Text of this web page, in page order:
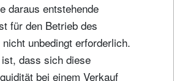
daraus entstehende
für den Betrieb des
unbedingt erforderlich.
dass sich diese
bei einem Verkauf